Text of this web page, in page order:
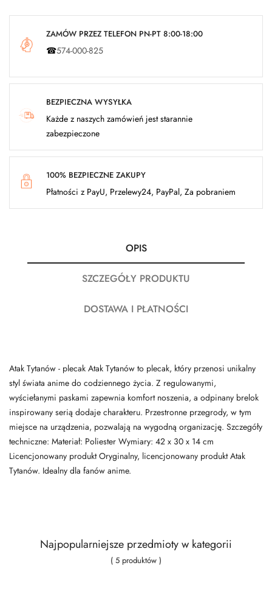
ZAMÓW PRZEZ TELEFON PN-PT 8:00-18:00
☎574-000-825
BEZPIECZNA WYSYŁKA
Każde z naszych zamówień jest starannie
zabezpieczone
100% BEZPIECZNE ZAKUPY
Płatności z PayU, Przelewy24, PayPal, Za pobraniem
OPIS
SZCZEGÓŁY PRODUKTU
DOSTAWA I PŁATNOŚCI
Atak Tytanów - plecak Atak Tytanów to plecak, który przenosi unikalny
styl świata anime do codziennego życia. Z regulowanymi,
wyściełanymi paskami zapewnia komfort noszenia, a odpinany brelok
inspirowany serią dodaje charakteru. Przestronne przegrody, w tym
miejsce na urządzenia, pozwalają na wygodną organizację. Szczegóły
techniczne: Materiał: Poliester Wymiary: 42 x 30 x 14 cm
Licencjonowany produkt Oryginalny, licencjonowany produkt Atak
Tytanów. Idealny dla fanów anime.
Najpopularniejsze przedmioty w kategorii
( 5 produktów )